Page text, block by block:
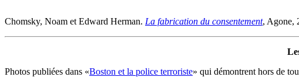
Chomsky, Noam et Edward Herman. La fabrication du consentement, Agone,
Photos publiées dans «Boston et la police terroriste» qui démontrent hors de